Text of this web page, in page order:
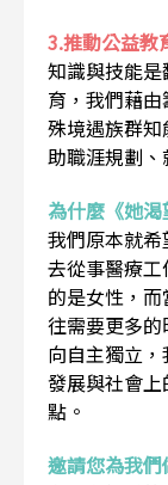
3.推動公益教
知識與技能
育，我們藉
殊境遇族群
助職涯規劃、
為什麼《她渴
我們原本就
去從事醫療
的是女性，
往需要更多
向自主獨立
發展與社會
點。
邀請您為我